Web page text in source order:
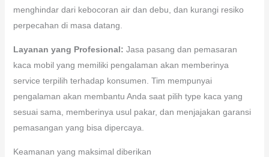
menghindar dari kebocoran air dan debu, dan kurangi resiko
perpecahan di masa datang.
Layanan yang Profesional: Jasa pasang dan pemasaran
kaca mobil yang memiliki pengalaman akan memberinya
service terpilih terhadap konsumen. Tim mempunyai
pengalaman akan membantu Anda saat pilih type kaca yang
sesuai sama, memberinya usul pakar, dan menjajakan garansi
pemasangan yang bisa dipercaya.
Keamanan yang maksimal diberikan